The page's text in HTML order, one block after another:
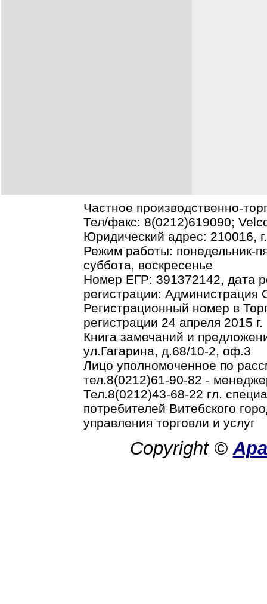
Частное производственно-
Тел/факс: 8(0212)619090;
Юридический адрес: 210016,
Режим работы: понедельник-
суббота, воскресенье
Номер ЕГР: 391372142, дата
регистрации: Администрация
Регистрационный номер в
регистрации 24 апреля 2015 г.
Книга замечаний и
ул.Гагарина, д.68/10-2, оф.3
Лицо уполномоченное по
тел.8(0212)61-90-82 -
Тел.8(0212)43-68-22 гл.
потребителей Витебского
управления торговли и услуг
Copyright ©